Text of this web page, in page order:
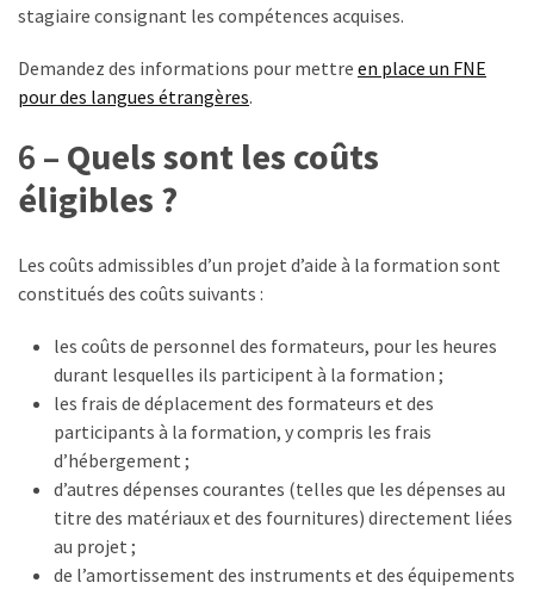
stagiaire consignant les compétences acquises.
Demandez des informations pour mettre en place un FNE
pour des langues étrangères.
6 – Quels sont les coûts
éligibles ?
Les coûts admissibles d’un projet d’aide à la formation sont
constitués des coûts suivants :
les coûts de personnel des formateurs, pour les heures
durant lesquelles ils participent à la formation ;
les frais de déplacement des formateurs et des
participants à la formation, y compris les frais
d’hébergement ;
d’autres dépenses courantes (telles que les dépenses au
titre des matériaux et des fournitures) directement liées
au projet ;
de l’amortissement des instruments et des équipements